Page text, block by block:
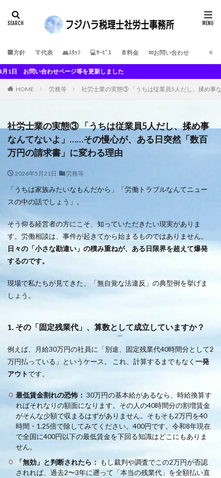
🏢方針 👔代表 👥ｽﾀｯﾌ 💻ｻｰﾋﾞｽ 📄料金 ✉お問い合わせ
合わせページ等を更新しました
HOME 労務等 社労士業の実態③ 「うちは従業員5人だし、揉め事
社労士業の実態③ 「うちは従業員5人だし、揉め事
なんてないよ」……その慢心が、ある日突然「数百
万円の請求書」に変わる理由
2026年5月21日 労務等
「うちは家族みたいなもんだから」「労働トラブルなんてニュー
スの中の話でしょう」。
そう仰る経営者の方にこそ、知っていただきたい現実がありま
す。労働相談は、事件が起きてから始まるものではありません。
日々の「小さな勘違い」の積み重ねが、ある日限界を超えて爆発
するのです。
現場で私たちが見てきた、「無自覚な法違反」の典型例を挙げま
しょう。
1. その「固定残業代」、算数として成立していますか？
例えば、月給30万円の社員に「別途、固定残業代40時間分として2
万円払っている」というケース。 これ、計算するまでもなく 一発
アウトです。
最低賃金割れの恐怖： 30万円の基本給があるなら、時給換算す
ればそれなりの額面になります。その人の40時間分の割増賃金
がそんな少額で収まるはずがありません。そもそも2万円を40
時間・1.25倍で除してみてください。400円です。令和8年現在
で全国に400円以下の最低賃金を下回る知識はどこにもありま
せん。
「無効」と判断されたら： もし裁判や調査でこの2万円が否認
されれば、過去2〜3年に遡って「本当の残業代」を全額払い直